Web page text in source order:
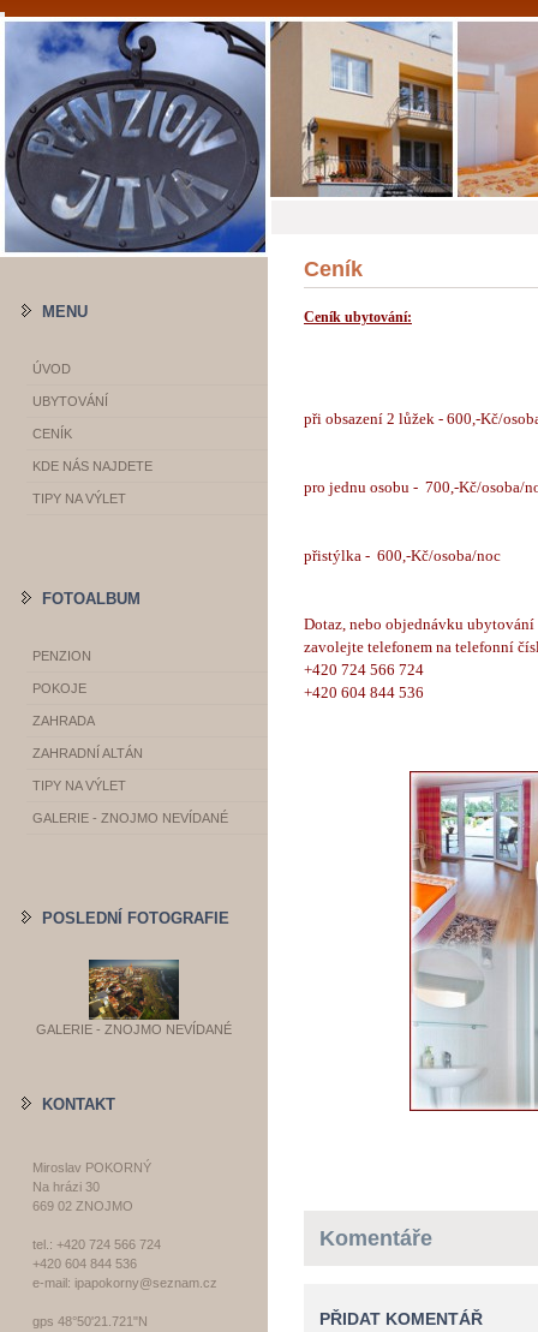
Ceník
Ceník ubytování:
při obsazení 2 lůžek - 600,-Kč/
pro jednu osobu - 700,-Kč/osoba/
přistýlka - 600,-Kč/osoba/noc
Dotaz, nebo objednávku
zavolejte telefonem na telefonní
+420 724 566 724
+420 604 844 536
Komentáře
PŘIDAT KOMENTÁŘ
MENU
ÚVOD
UBYTOVÁNÍ
CENÍK
KDE NÁS NAJDETE
TIPY NA VÝLET
FOTOALBUM
PENZION
POKOJE
ZAHRADA
ZAHRADNÍ ALTÁN
TIPY NA VÝLET
GALERIE - ZNOJMO NEVÍDANÉ
POSLEDNÍ FOTOGRAFIE
GALERIE - ZNOJMO NEVÍDANÉ
KONTAKT
Miroslav POKORNÝ
Na hrázi 30
669 02 ZNOJMO
tel.: +420 724 566 724
+420 604 844 536
e-mail: ipapokorny@seznam.cz
gps 48°50'21.721"N